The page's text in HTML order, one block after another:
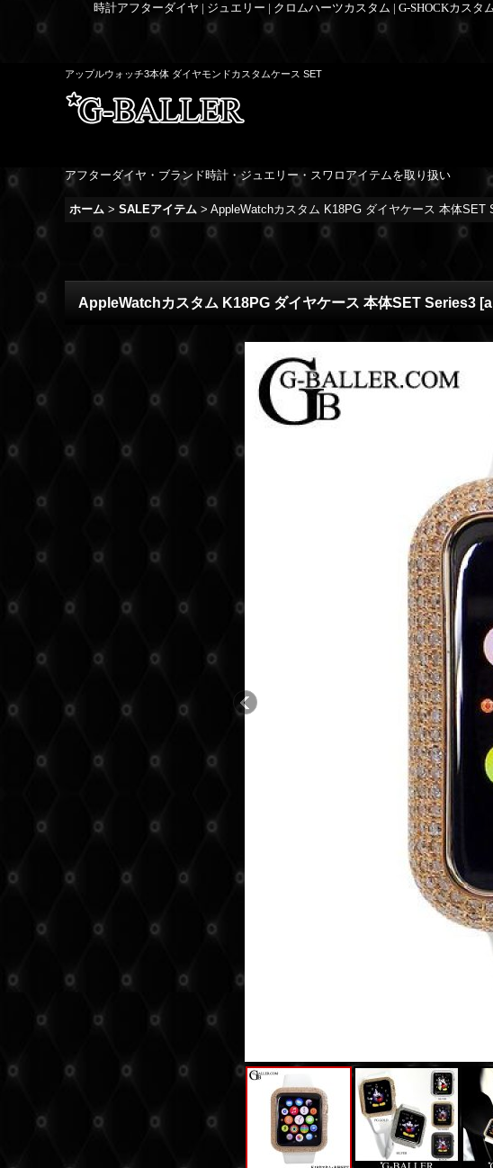
時計アフターダイヤ | ジュエリー | クロムハーツカスタム | G-SHOCKカス
アップルウォッチ3本体 ダイヤモンドカスタムケース SET
アフターダイヤ・ブランド時計・ジュエリー・スワロアイテムを取り扱い
ホーム > SALEアイテム > AppleWatchカスタム K18PG ダイヤケース 本体SET
AppleWatchカスタム K18PG ダイヤケース 本体SET Series3 [